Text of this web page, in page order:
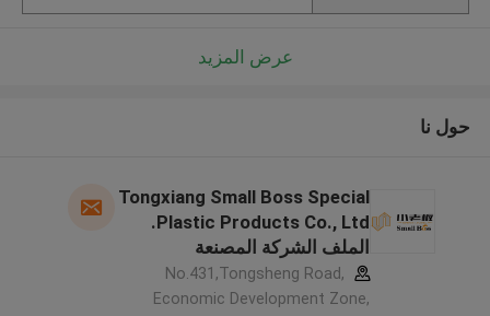
عرض المزيد
حول نا
Tongxiang Small Boss Special
Plastic Products Co., Ltd.
الملف الشركة المصنعة
No.431,Tongsheng Road,
Economic Development Zone,